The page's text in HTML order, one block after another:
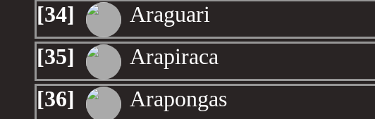
[34]
Araguari
[35]
Arapiraca
[36]
Arapongas